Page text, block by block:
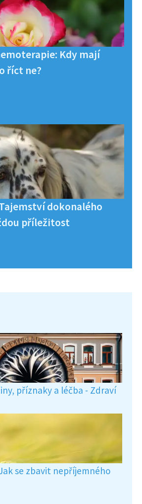
Kdy mají
říct ne?
dokonalého
příležitost
příznaky a léčba - Zdraví
se zbavit nepříjemného